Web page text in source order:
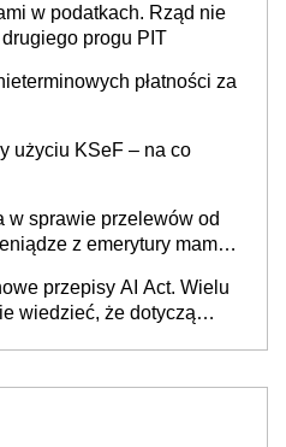
w podatkach. Rząd nie
progu PIT
płatności za
użyciu KSeF – na co
w sprawie przelewów od
z emerytury mamy
przepisy AI Act. Wielu
wiedzieć, że dotyczą